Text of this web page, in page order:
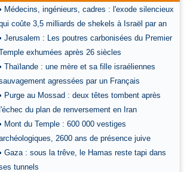
Médecins, ingénieurs, cadres : l'exode silencieux
coûte 3,5 milliards de shekels à Israël par an
Jerusalem : Les poutres carbonisées du Premier
exhumées après 26 siècles
Thaïlande : une mère et sa fille israéliennes
agressées par un Français
Purge au Mossad : deux têtes tombent après
l'échec du plan de renversement en Iran
Mont du Temple : 600 000 vestiges
2600 ans de présence juive
Gaza : sous la trêve, le Hamas reste tapi dans
tunnels